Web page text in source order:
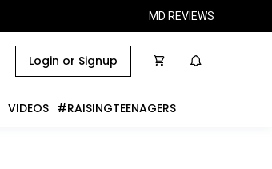
MD REVIEWS
Login or Signup
VIDEOS #RAISINGTEENAGERS